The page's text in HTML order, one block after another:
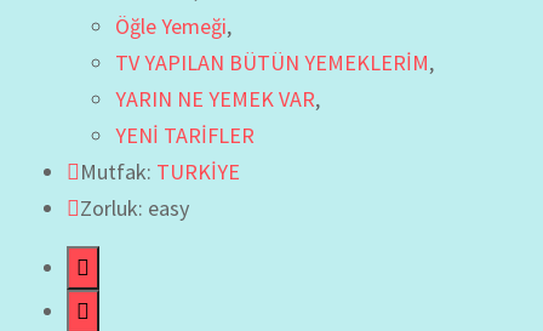
Öğle Yemeği,
TV YAPILAN BÜTÜN YEMEKLERİM,
YARIN NE YEMEK VAR,
YENİ TARİFLER
Mutfak: TURKİYE
Zorluk: easy